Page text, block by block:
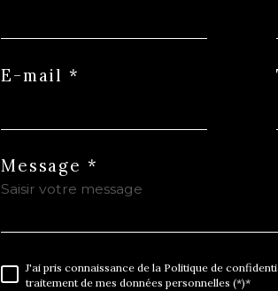
E-mail *
Message *
J'ai pris connaissance de la Politique de
traitement de mes données personnelles (*)*